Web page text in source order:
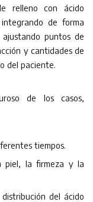
relleno con ácido
de forma
puntos de
y cantidades de
del paciente.
de los casos,
tiempos.
piel, la firmeza y la
del ácido